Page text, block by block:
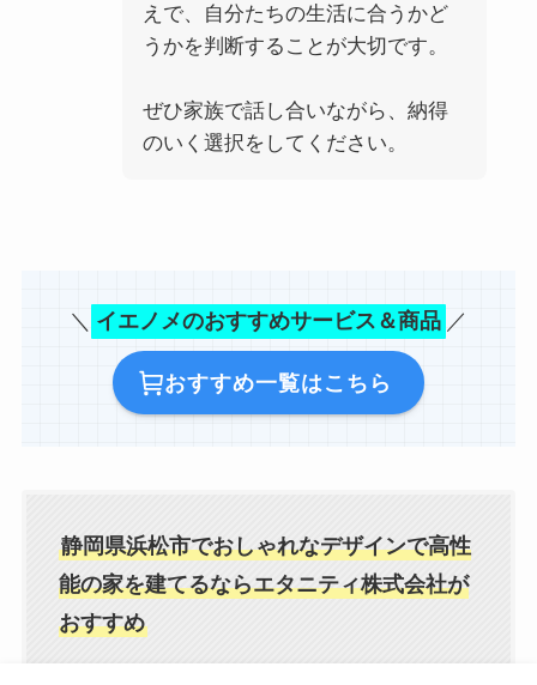
えで、自分たちの生活に合うかど
うかを判断することが大切です。
ぜひ家族で話し合いながら、納得
のいく選択をしてください。
＼ イエノメのおすすめサービス＆商品 ／
おすすめ一覧はこちら
静岡県浜松市でおしゃれなデザインで高性
能の家を建てるならエタニティ株式会社が
おすすめ